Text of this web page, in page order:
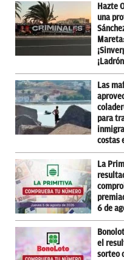
Hazte
una
Las
para
costas
La
6 de
el
sorteo